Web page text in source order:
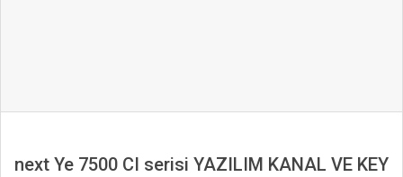
next Ye 7500 CI serisi YAZILIM KANAL VE KEY